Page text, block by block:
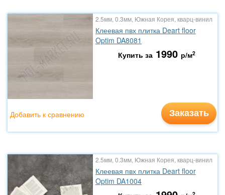
2.5мм, 0.3мм, Южная Корея, кварц-винил
Клеевая пвх плитка Deart floor
Optim DA8081
Купить за 1990 р/м2
Заказать
Добавить к сравнению
2.5мм, 0.3мм, Южная Корея, кварц-винил
Клеевая пвх плитка Deart floor
Optim DA1004